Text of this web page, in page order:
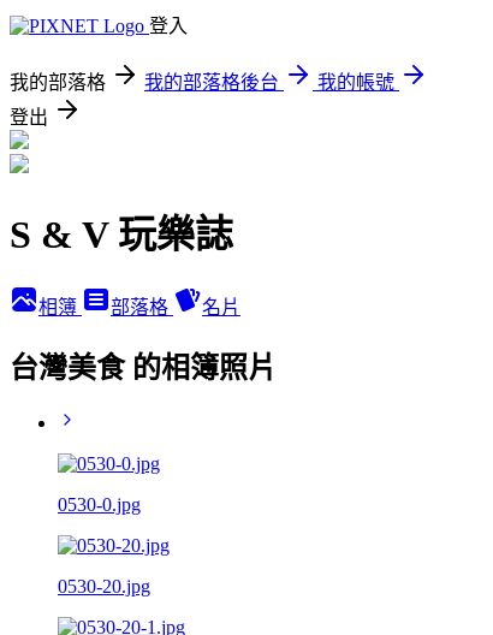
登入
我的部落格 我的部落格後台
我的帳號
登出
S & V 玩樂誌
相簿 部落格 名片
台灣美食 的相簿照片
0530-0.jpg
0530-20.jpg